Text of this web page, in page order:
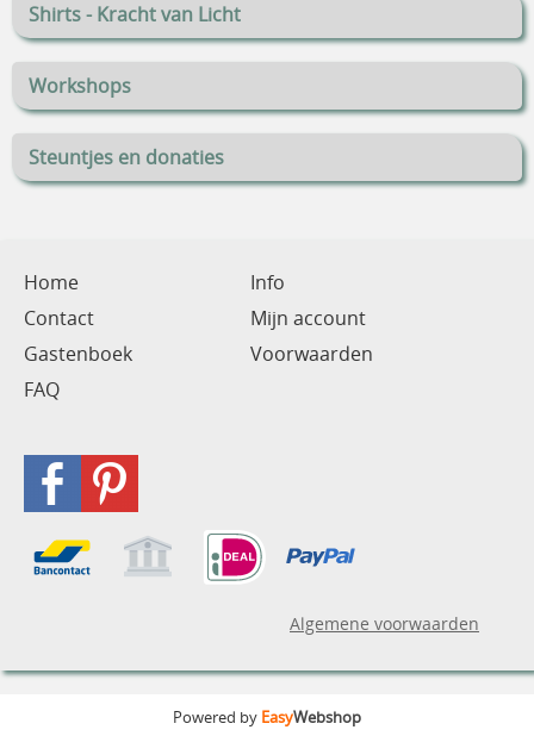
Shirts - Kracht van Licht
Workshops
Steuntjes en donaties
Home
Info
Contact
Mijn account
Gastenboek
Voorwaarden
FAQ
Algemene voorwaarden
Powered by EasyWebshop